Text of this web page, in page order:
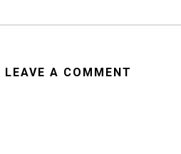
LEAVE A COMMENT